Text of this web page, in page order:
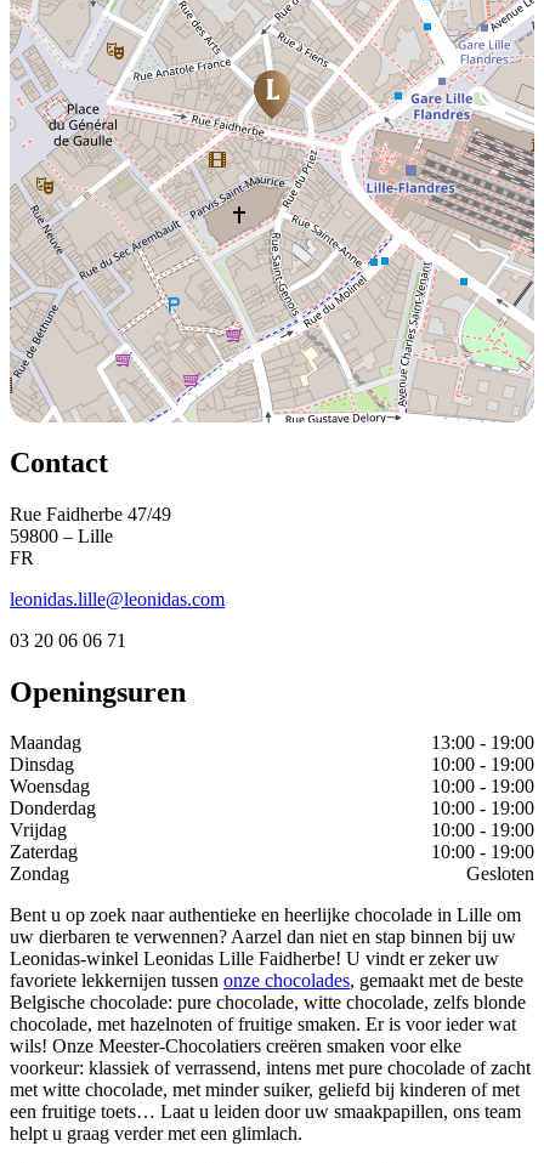
Contact
Rue Faidherbe 47/49
59800 – Lille
FR
leonidas.lille@leonidas.com
03 20 06 06 71
Openingsuren
Maandag
13:00 - 19:00
Dinsdag
10:00 - 19:00
Woensdag
10:00 - 19:00
Donderdag
10:00 - 19:00
Vrijdag
10:00 - 19:00
Zaterdag
10:00 - 19:00
Zondag
Gesloten
Bent u op zoek naar authentieke en heerlijke chocolade in Lille om
uw dierbaren te verwennen? Aarzel dan niet en stap binnen bij uw
Leonidas-winkel Leonidas Lille Faidherbe! U vindt er zeker uw
favoriete lekkernijen tussen onze chocolades, gemaakt met de beste
Belgische chocolade: pure chocolade, witte chocolade, zelfs blonde
chocolade, met hazelnoten of fruitige smaken. Er is voor ieder wat
wils! Onze Meester-Chocolatiers creëren smaken voor elke
voorkeur: klassiek of verrassend, intens met pure chocolade of zacht
met witte chocolade, met minder suiker, geliefd bij kinderen of met
een fruitige toets… Laat u leiden door uw smaakpapillen, ons team
helpt u graag verder met een glimlach.